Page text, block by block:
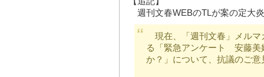
週刊文春WEBのTLが案の定大
現在、「週刊文春」メルマ
る「緊急アンケート 安藤美
か？」について、抗議のご